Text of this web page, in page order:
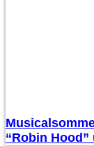
“Robin